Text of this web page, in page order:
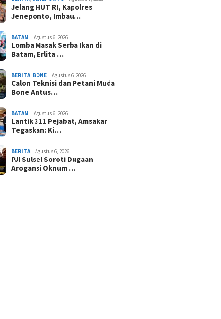
Jelang HUT RI, Kapolres
Jeneponto, Imbau…
BATAM Agustus 6, 2026
Lomba Masak Serba Ikan di
Batam, Erlita …
BERITA BONE Agustus 6, 2026
Calon Teknisi dan Petani Muda
Bone Antus…
BATAM Agustus 6, 2026
Lantik 311 Pejabat, Amsakar
Tegaskan: Ki…
BERITA Agustus 6, 2026
PJI Sulsel Soroti Dugaan
Arogansi Oknum …